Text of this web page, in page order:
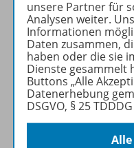
Informationen
Weitere
unsere Partner für
Analysen weiter.
Informationen
Daten zusammen,
haben oder die sie
Dienste gesammelt
Buttons „Alle
Datenerhebung
DSGVO, § 25